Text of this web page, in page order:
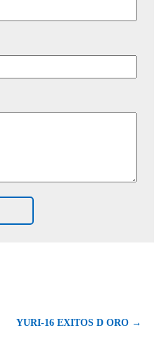
YURI-16 EXITOS D ORO →